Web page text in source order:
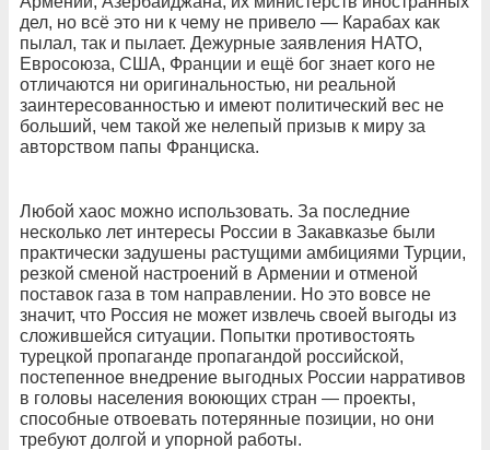
дел, но всё это ни к чему не привело — Карабах как
пылал, так и пылает. Дежурные заявления НАТО,
Евросоюза, США, Франции и ещё бог знает кого не
отличаются ни оригинальностью, ни реальной
заинтересованностью и имеют политический вес не
больший, чем такой же нелепый призыв к миру за
авторством папы Франциска.
Любой хаос можно использовать. За последние
несколько лет интересы России в Закавказье были
практически задушены растущими амбициями Турции,
резкой сменой настроений в Армении и отменой
поставок газа в том направлении. Но это вовсе не
значит, что Россия не может извлечь своей выгоды из
сложившейся ситуации. Попытки противостоять
турецкой пропаганде пропагандой российской,
постепенное внедрение выгодных России нарративов
в головы населения воюющих стран — проекты,
способные отвоевать потерянные позиции, но они
требуют долгой и упорной работы.